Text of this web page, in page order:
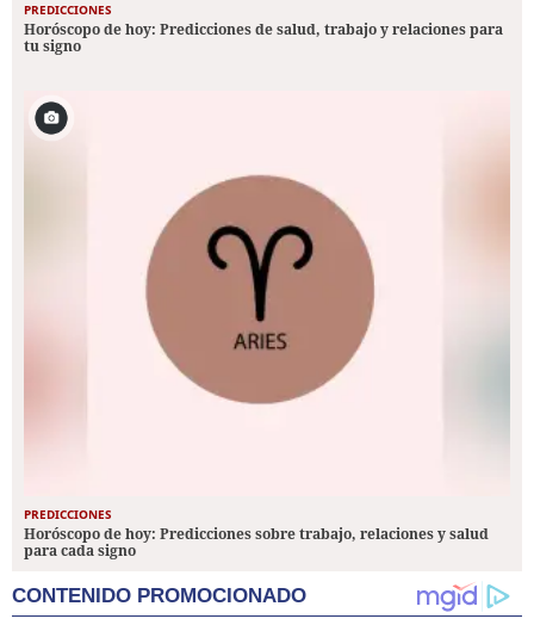
PREDICCIONES
Horóscopo de hoy: Predicciones de salud, trabajo y relaciones para
tu signo
PREDICCIONES
Horóscopo de hoy: Predicciones sobre trabajo, relaciones y salud
para cada signo
CONTENIDO PROMOCIONADO